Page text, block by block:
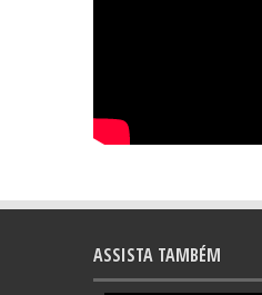
ASSISTA TAMBÉM